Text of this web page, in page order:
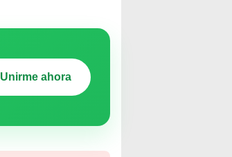
Unirme ahora